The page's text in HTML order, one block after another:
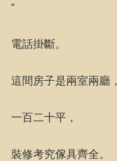
”
電話掛斷。
這間房子是兩室兩廳，
一百二十平，
裝修考究傢具齊全。